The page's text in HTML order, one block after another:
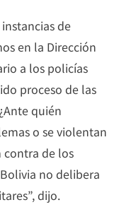
de
en la Dirección
a los policías
proceso de las
quién
o se violentan
contra de los
no delibera
dijo.